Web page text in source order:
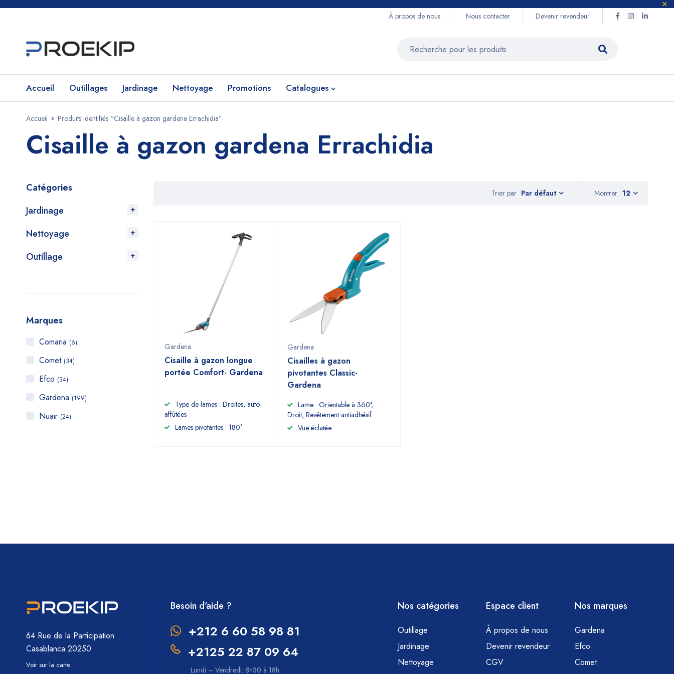
À propos de nous Nous contacter Devenir revendeur
Accueil Outillages Jardinage Nettoyage Promotions Catalogues
Accueil Produits identifiés “Cisaille à gazon gardena Errachidia”
Cisaille à gazon gardena Errachidia
Catégories
Jardinage
Nettoyage
Outillage
Marques
Comaria (6)
Comet (34)
Efco (34)
Gardena (199)
Nuair (24)
Trier par Par défaut Montrer 12
Gardena
Cisaille à gazon longue
portée Comfort- Gardena
Type de lames : Droites, auto-
affûtées
Lames pivotantes : 180°
Gardena
Cisailles à gazon
pivotantes Classic-
Gardena
Lame : Orientable à 360°,
Droit, Revêtement antiadhésif
Vue éclatée
64 Rue de la Participation
Casablanca 20250
Voir sur la carte
Besoin d'aide ?
+212 6 60 58 98 81
+2125 22 87 09 64
Lundi – Vendredi: 8h30 à 18h
Nos catégories
Outillage
Jardinage
Nettoyage
Espace client
À propos de nous
Devenir revendeur
CGV
Nos marques
Gardena
Efco
Comet